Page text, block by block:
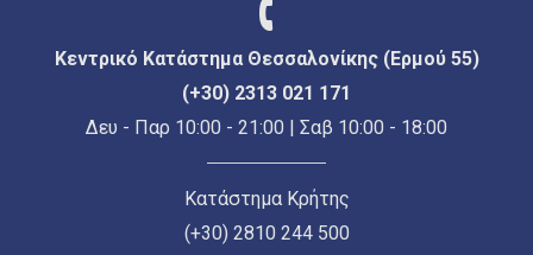
Κεντρικό Κατάστημα Θεσσαλονίκης (Ερμού 55)
(+30) 2313 021 171
Δευ - Παρ 10:00 - 21:00 | Σαβ 10:00 - 18:00
Κατάστημα Κρήτης
(+30) 2810 244 500